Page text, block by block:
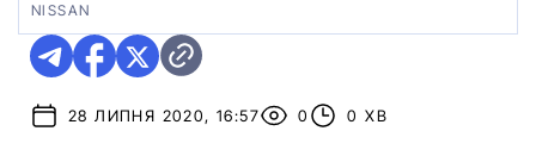
NISSAN
28 ЛИПНЯ 2020, 16:57 0 0 ХВ